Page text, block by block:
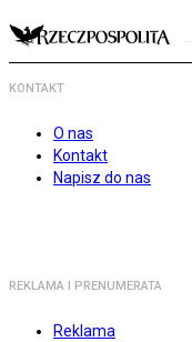
KONTAKT
O nas
Kontakt
Napisz do nas
REKLAMA I PRENUMERATA
Reklama